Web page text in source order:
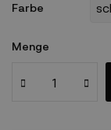
Farbe
Menge